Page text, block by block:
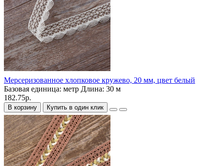
Мерсеризованное хлопковое кружево, 20 мм, цвет белый
Базовая единица: метр Длина: 30 м
182.75р.
В корзину Купить в один клик